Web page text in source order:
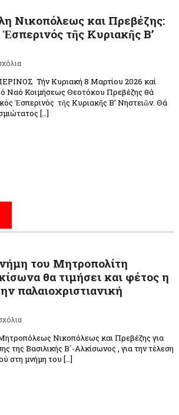
Νικοπόλεως και Πρεβέζης:
τῆς Κυριακῆς Β’
Τήν Κυριακή 8 Μαρτίου 2026 καί
Ναό Κοιμήσεως Θεοτόκου Πρεβέζης θά
Ἑσπερινός τῆς Κυριακῆς Β’ Νηστειῶν. Θά
[…]
του Μητροπολίτη
θα τιμήσει και φέτος η
παλαιοχριστιανική
Νικοπόλεως και Πρεβέζης για
της Βασιλικής Β΄-Αλκίσωνος , για την τέλεση
στη μνήμη του […]